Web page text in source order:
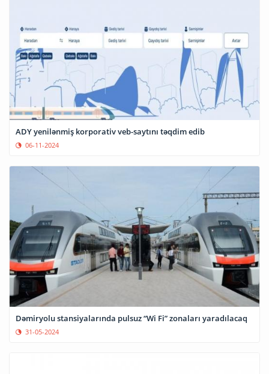
ADY yenilənmiş korporativ veb-saytını təqdim edib
06-11-2024
Dəmiryolu stansiyalarında pulsuz “Wi Fi” zonaları yaradılacaq
31-05-2024